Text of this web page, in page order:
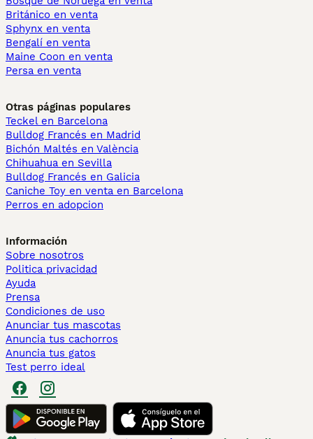
Británico en venta
Sphynx en venta
Bengalí en venta
Maine Coon en venta
Persa en venta
Otras páginas populares
Teckel en Barcelona
Bulldog Francés en Madrid
Bichón Maltés en València
Chihuahua en Sevilla
Bulldog Francés en Galicia
Caniche Toy en venta en Barcelona
Perros en adopcion
Información
Sobre nosotros
Politica privacidad
Ayuda
Prensa
Condiciones de uso
Anunciar tus mascotas
Anuncia tus cachorros
Anuncia tus gatos
Test perro ideal